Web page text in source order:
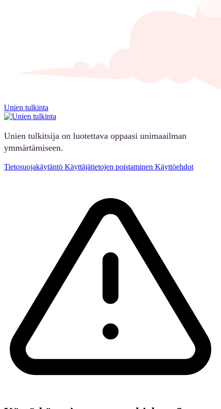
Unien tulkinta
Unien tulkitsija on luotettava oppaasi unimaailman
ymmärtämiseen.
Tietosuojakäytäntö Käyttäjätietojen poistaminen Käyttöehdot